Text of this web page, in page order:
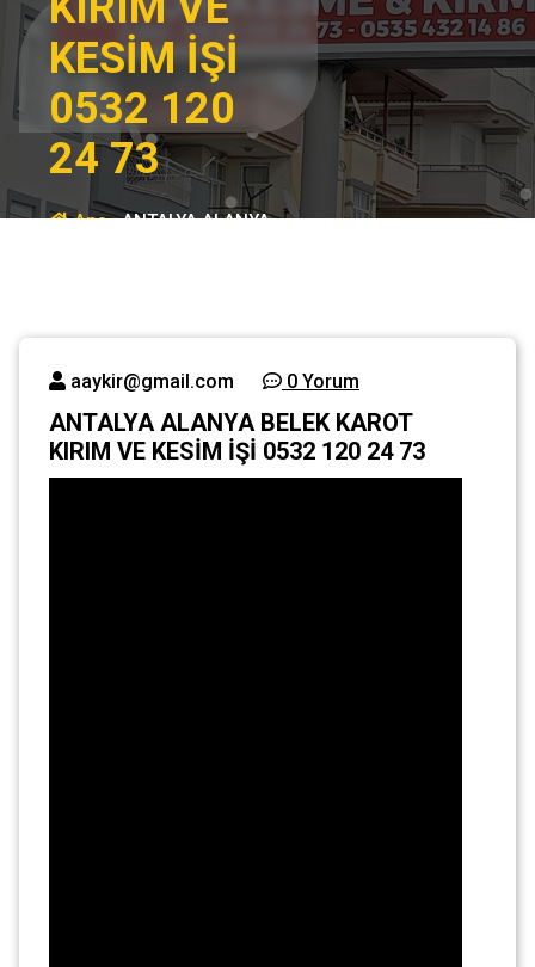
KESİM İŞİ
0532 120
24 73
Ana
ANTALYA ALANYA
aaykir@gmail.com 0 Yorum
ANTALYA ALANYA BELEK KAROT
KIRIM VE KESİM İŞİ 0532 120 24 73